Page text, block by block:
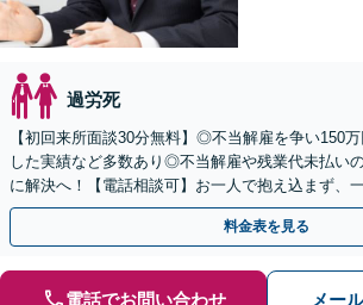
過労死
【初回来所面談30分無料】◎不当解雇を争い150
した実績など多数あり◎不当解雇や残業代未払い
に解決へ！【電話相談可】お一人で抱え込まず、
ましょう【本千葉駅10分・県庁前駅4分】
料金表を見る
電話でお問い合わせ メー